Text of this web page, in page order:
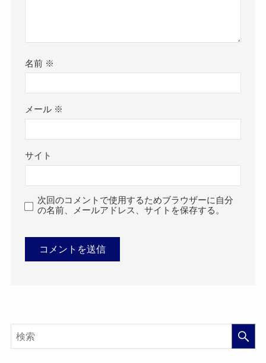
名前 ※
メール ※
サイト
次回のコメントで使用するためブラウザーに自分
の名前、メールアドレス、サイトを保存する。